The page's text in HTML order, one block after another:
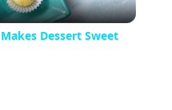
Dessert Sweet